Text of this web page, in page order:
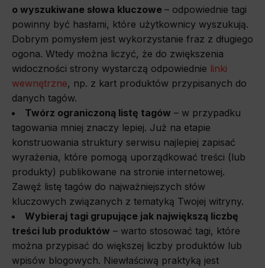
o wyszukiwane słowa kluczowe – odpowiednie tagi
powinny być hasłami, które użytkownicy wyszukują.
Dobrym pomysłem jest wykorzystanie fraz z długiego
ogona. Wtedy można liczyć, że do zwiększenia
widoczności strony wystarczą odpowiednie linki
wewnętrzne, np. z kart produktów przypisanych do
danych tagów.
Twórz ograniczoną listę tagów – w przypadku
tagowania mniej znaczy lepiej. Już na etapie
konstruowania struktury serwisu najlepiej zapisać
wyrażenia, które pomogą uporządkować treści (lub
produkty) publikowane na stronie internetowej.
Zawęź listę tagów do najważniejszych słów
kluczowych związanych z tematyką Twojej witryny.
Wybieraj tagi grupujące jak największą liczbę
treści lub produktów – warto stosować tagi, które
można przypisać do większej liczby produktów lub
wpisów blogowych. Niewłaściwą praktyką jest